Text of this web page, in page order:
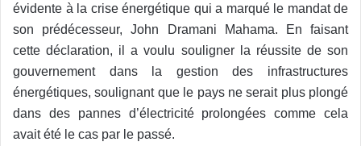
évidente à la crise énergétique qui a marqué le mandat de
son prédécesseur, John Dramani Mahama. En faisant
cette déclaration, il a voulu souligner la réussite de son
gouvernement dans la gestion des infrastructures
énergétiques, soulignant que le pays ne serait plus plongé
dans des pannes d’électricité prolongées comme cela
avait été le cas par le passé.